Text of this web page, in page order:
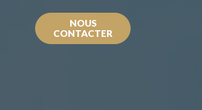
NOUS
CONTACTER